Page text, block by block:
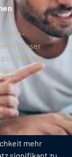
Dieser
Umsätze
mehr